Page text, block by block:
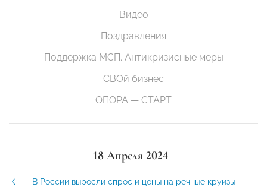
Видео
Поздравления
Поддержка МСП. Антикризисные меры
СВОй бизнес
ОПОРА — СТАРТ
18 Апреля 2024
В России выросли спрос и цены на речные круизы